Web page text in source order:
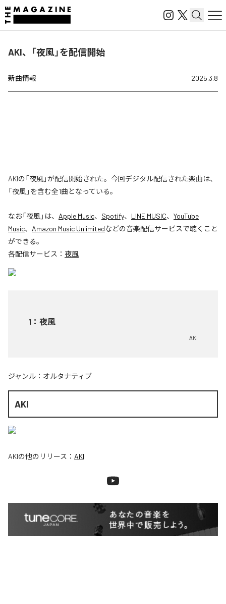
AKI、「夜風」を配信開始
新曲情報 2025.3.8
AKIの「夜風」が配信開始された。今回デジタル配信された楽曲は、
「夜風」を含む全1曲となっている。
なお「夜風」は、 Apple Music、 Spotify、 LINE MUSIC、 YouTube
Music、 Amazon Music Unlimitedなどの音楽配信サービスで聴くこと
ができる。
各配信サービス： 夜風
1 ： 夜風
AKI
ジャンル： オルタナティブ
AKI
AKIの他のリリース： AKI